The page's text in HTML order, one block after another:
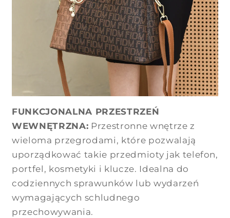
FUNKCJONALNA PRZESTRZEŃ
WEWNĘTRZNA: Przestronne wnętrze z
wieloma przegrodami, które pozwalają
uporządkować takie przedmioty jak telefon,
portfel, kosmetyki i klucze. Idealna do
codziennych sprawunków lub wydarzeń
wymagających schludnego
przechowywania.